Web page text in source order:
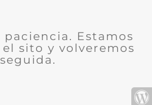
Estamos
sito y volveremos